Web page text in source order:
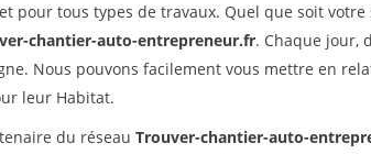
pour tous types de travaux. Quel que soit
chantier-auto-entrepreneur.fr. Chaque jour,
Nous pouvons facilement vous mettre en
leur Habitat.
du réseau Trouver-chantier-auto-